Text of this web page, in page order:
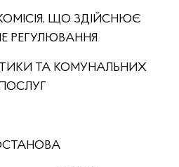
ЩО ЗДІЙСНЮЄ
РЕГУЛЮВАННЯ
ТА КОМУНАЛЬНИХ